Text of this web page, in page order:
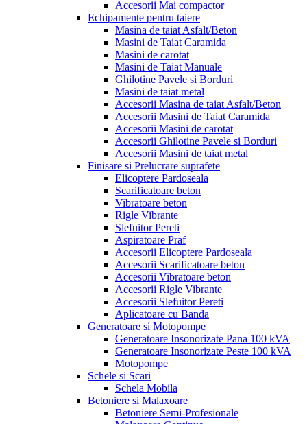
Accesorii Mai compactor
Echipamente pentru taiere
Masina de taiat Asfalt/Beton
Masini de Taiat Caramida
Masini de carotat
Masini de Taiat Manuale
Ghilotine Pavele si Borduri
Masini de taiat metal
Accesorii Masina de taiat Asfalt/Beton
Accesorii Masini de Taiat Caramida
Accesorii Masini de carotat
Accesorii Ghilotine Pavele si Borduri
Accesorii Masini de taiat metal
Finisare si Prelucrare suprafete
Elicoptere Pardoseala
Scarificatoare beton
Vibratoare beton
Rigle Vibrante
Slefuitor Pereti
Aspiratoare Praf
Accesorii Elicoptere Pardoseala
Accesorii Scarificatoare beton
Accesorii Vibratoare beton
Accesorii Rigle Vibrante
Accesorii Slefuitor Pereti
Aplicatoare cu Banda
Generatoare si Motopompe
Generatoare Insonorizate Pana 100 kVA
Generatoare Insonorizate Peste 100 kVA
Motopompe
Schele si Scari
Schela Mobila
Betoniere si Malaxoare
Betoniere Semi-Profesionale